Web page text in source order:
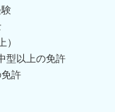
）
型以上の免許
許